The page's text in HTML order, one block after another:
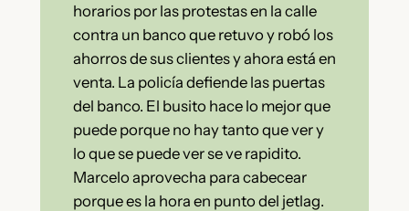
horarios por las protestas en la calle
contra un banco que retuvo y robó los
ahorros de sus clientes y ahora está en
venta. La policía defiende las puertas
del banco. El busito hace lo mejor que
puede porque no hay tanto que ver y
lo que se puede ver se ve rapidito.
Marcelo aprovecha para cabecear
porque es la hora en punto del jetlag.